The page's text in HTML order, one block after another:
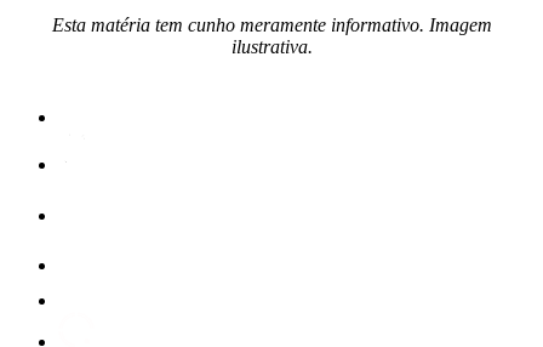
Esta matéria tem cunho meramente informativo. Imagem
ilustrativa.